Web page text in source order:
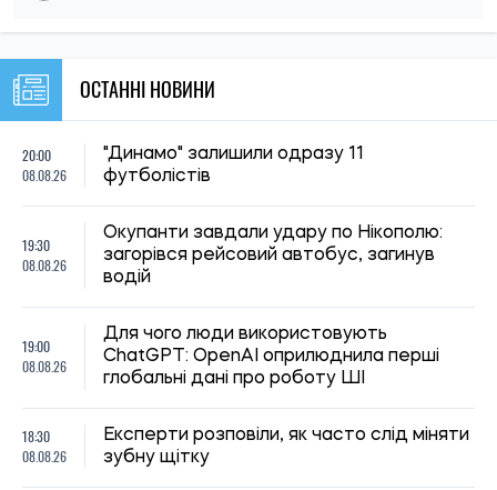
08.08.26
Як не переплачувати за багаж у літаку:
шість простих способів уникнути
штрафів
08.08.26
Як захистити улюбленця від спеки: перші
ознаки перегріву, які не можна ігнорувати
08.08.26
Чому ціна на каву може зрости:
виробники попереджають про нові
проблеми з урожаєм
08.08.26
Під Києвом загорівся притулок для
тварин: загинули собаки, згоріли вольєри
та кухня